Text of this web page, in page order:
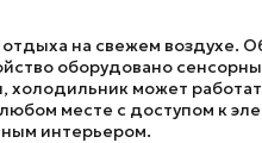
на свежем воздухе.
оборудовано
может
месте с доступом к
интерьером.